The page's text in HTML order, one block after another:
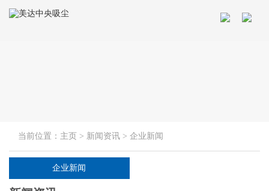
当前位置： 主页 > 新闻资讯 > 企业新闻
企业新闻